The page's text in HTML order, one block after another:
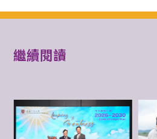
繼續閱讀